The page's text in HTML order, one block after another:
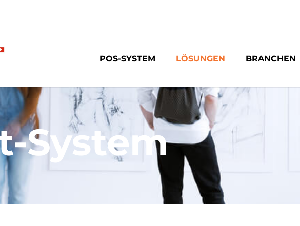
POS-SYSTEM LÖSUNGEN BRANCHEN
System